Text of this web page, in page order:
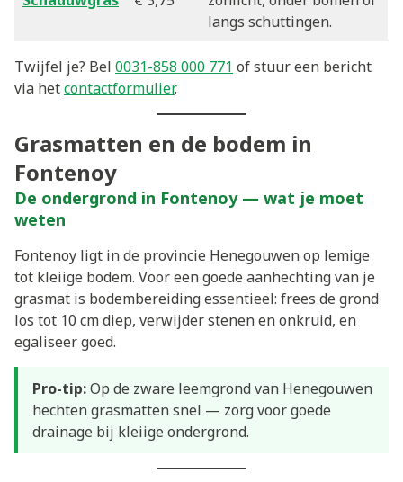
langs schuttingen.
Twijfel je? Bel 0031-858 000 771 of stuur een bericht
via hetcontactformulier.
Grasmatten en de bodem in
Fontenoy
De ondergrond in Fontenoy — wat je moet
weten
Fontenoy ligt in de provincie Henegouwen op lemige
tot kleiige bodem. Voor een goede aanhechting van je
grasmat is bodembereiding essentieel: frees de grond
los tot 10 cm diep, verwijder stenen en onkruid, en
egaliseer goed.
Pro-tip:Op de zware leemgrond van Henegouwen
hechten grasmatten snel — zorg voor goede
drainage bij kleiige ondergrond.